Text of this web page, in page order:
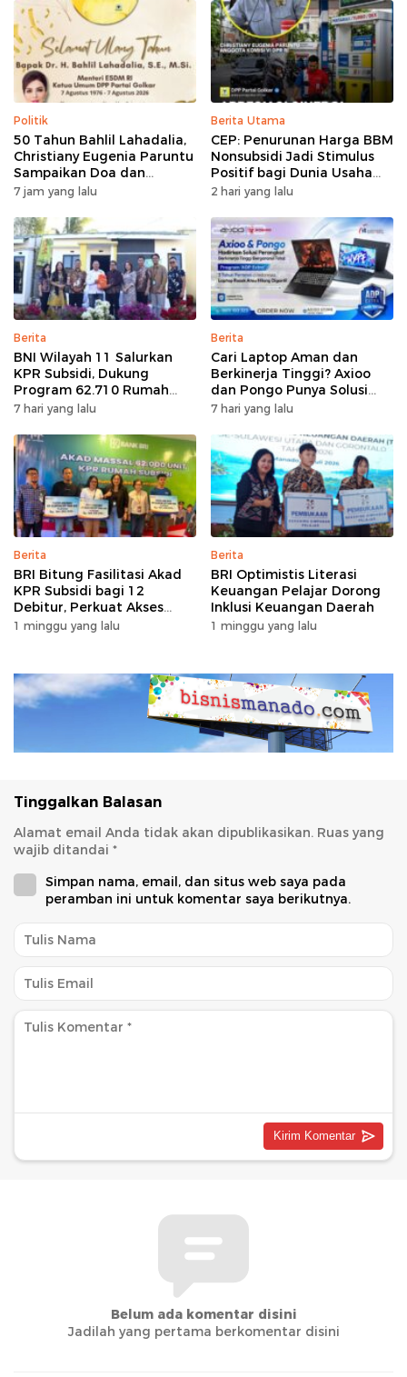
Politik
50 Tahun Bahlil Lahadalia,
Christiany Eugenia Paruntu
Sampaikan Doa dan
Harapan
7 jam yang lalu
Berita Utama
CEP: Penurunan Harga BBM
Nonsubsidi Jadi Stimulus
Positif bagi Dunia Usaha
dan Pertumbuhan Ekonomi
2 hari yang lalu
Berita
BNI Wilayah 11 Salurkan
KPR Subsidi, Dukung
Program 62.710 Rumah
Bersubsidi
7 hari yang lalu
Berita
Cari Laptop Aman dan
Berkinerja Tinggi? Axioo
dan Pongo Punya Solusi
dengan Garansi Ekstra
7 hari yang lalu
Berita
BRI Bitung Fasilitasi Akad
KPR Subsidi bagi 12
Debitur, Perkuat Akses
Hunian Masyarakat
1 minggu yang lalu
Berita
BRI Optimistis Literasi
Keuangan Pelajar Dorong
Inklusi Keuangan Daerah
1 minggu yang lalu
Tinggalkan Balasan
Alamat email Anda tidak akan dipublikasikan. Ruas yang
wajib ditandai *
Simpan nama, email, dan situs web saya pada
peramban ini untuk komentar saya berikutnya.
Belum ada komentar disini
Jadilah yang pertama berkomentar disini